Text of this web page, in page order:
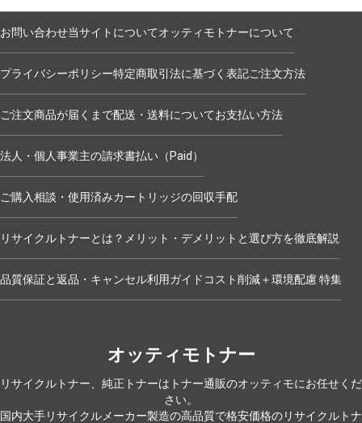
お問い合わせ当サイトについてオッティモトナーについて
プライバシーポリシー特定商取引法に基づく表記ご注文方法
ご注文商品が届くまで配送・送料についてお支払い方法
法人・個人事業主の請求書払い（Paid）
ご購入相談・使用済みカートリッジの回収手配
リサイクルトナーとは？メリット・デメリットと選び方を徹底解説
品質保証と返品・キャンセル利用ガイド コスト削減＋環境配慮 特集
オッティモトナー
リサイクルトナー、純正トナーはトナー通販のオッティモにお任せくだ
さい。
国内大手リサイクルメーカー製造の高品質で格安価格のリサイクルトナ